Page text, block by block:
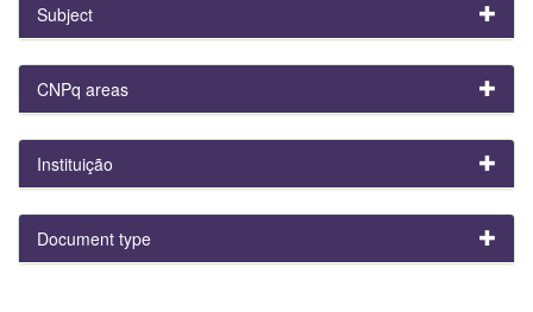
Subject
CNPq areas
Instituição
Document type